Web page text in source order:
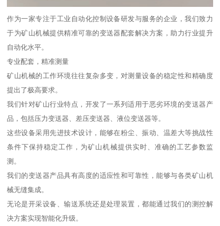
作为一家专注于工业自动化控制设备研发与服务的企业，我们致力
于为矿山机械提供精准可靠的变送器配套解决方案，助力行业提升
自动化水平。
专业配套，精准测量
矿山机械的工作环境往往复杂多变，对测量设备的稳定性和精确度
提出了极高要求。
我们针对矿山行业特点，开发了一系列适用于恶劣环境的变送器产
品，包括压力变送器、差压变送器、液位变送器等。
这些设备采用先进技术设计，能够在粉尘、振动、温差大等挑战性
条件下保持稳定工作，为矿山机械提供实时、准确的工艺参数监
测。
我们的变送器产品具有高度的适应性和可靠性，能够与各类矿山机
械无缝集成。
无论是开采设备、输送系统还是处理装置，都能通过我们的测控解
决方案实现智能化升级。